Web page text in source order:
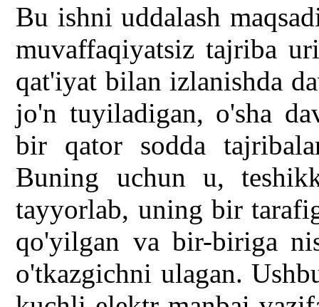
Bu ishni uddalash
muvaffaqiyatsiz tajriba
qat'iyat bilan izlanishda
jo'n tuyiladigan, o'sha
bir qator sodda
Buning uchun u,
tayyorlab, uning bir
qo'yilgan va bir-biriga
o'tkazgichni ulagan.